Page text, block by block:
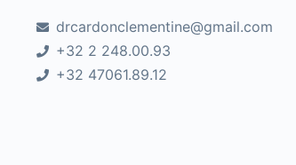
drcardonclementine@gmail.com
+32 2 248.00.93
+32 47061.89.12